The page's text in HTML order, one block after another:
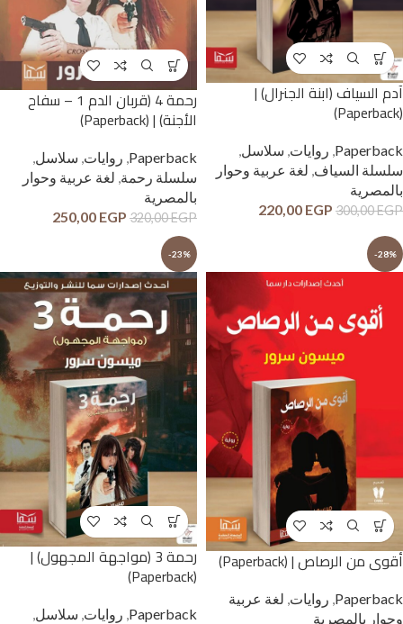
آدم السياف (ابنة الجنرال) |
(Paperback)
Paperback
, روايات, سلاسل,
سلسلة السياف, لغة عربية وحوار
بالمصرية
300,00EGP
220,00 EGP
رحمة 4 (قربان الدم 1 – سفاح
الأجنة) | (Paperback)
Paperback
, روايات, سلاسل,
سلسلة رحمة, لغة عربية وحوار
بالمصرية
320,00EGP
250,00 EGP
-28%
أقوى من الرصاص | (Paperback)
Paperback
, روايات, لغة عربية
وحوار بالمصرية
-23%
رحمة 3 (مواجهة المجهول) |
(Paperback)
Paperback روايات سلاسل